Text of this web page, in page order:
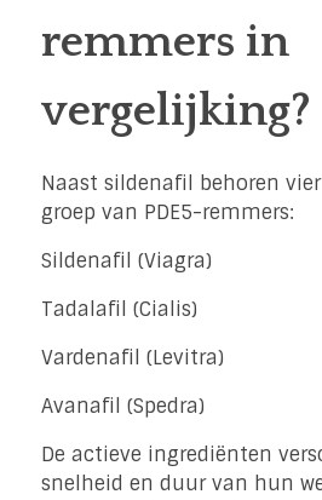
remmers in
vergelijking?
Naast sildenafil behoren
groep van PDE5-remmers:
Sildenafil (Viagra)
Tadalafil (Cialis)
Vardenafil (Levitra)
Avanafil (Spedra)
De actieve ingrediënten
snelheid en duur van hun